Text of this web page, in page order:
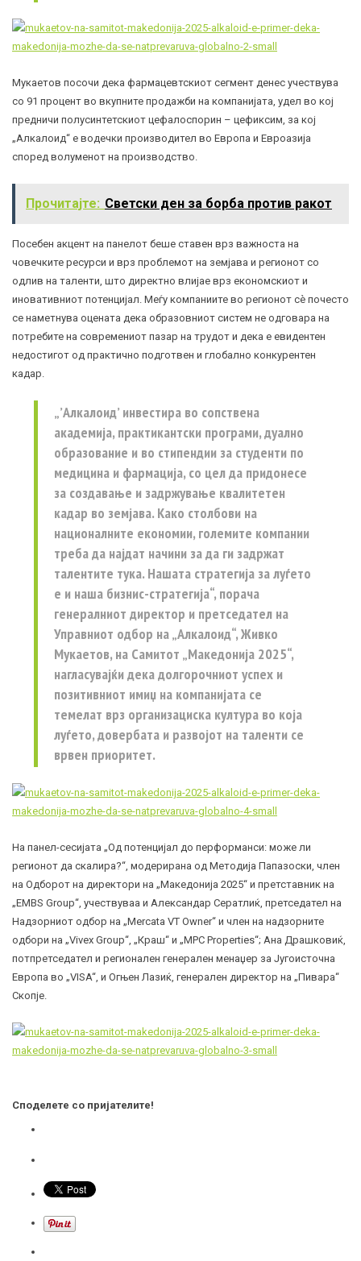
Мукаетов посочи дека фармацевтскиот сегмент денес учествува
со 91 процент во вкупните продажби на компанијата, удел во кој
предничи полусинтетскиот цефалоспорин – цефиксим, за кој
„Алкалоид“ е водечки производител во Европа и Евроазија
според волуменот на производство.
Прочитајте: Светски ден за борба против ракот
Посебен акцент на панелот беше ставен врз важноста на
човечките ресурси и врз проблемот на земјава и регионот со
одлив на таленти, што директно влијае врз економскиот и
иновативниот потенцијал. Меѓу компаниите во регионот сѐ почесто
се наметнува оцената дека образовниот систем не одговара на
потребите на современиот пазар на трудот и дека е евидентен
недостигот од практично подготвен и глобално конкурентен
кадар.
„’Алкалоид’ инвестира во сопствена
академија, практикантски програми, дуално
образование и во стипендии за студенти по
медицина и фармација, со цел да придонесе
за создавање и задржување квалитетен
кадар во земјава. Како столбови на
националните економии, големите компании
треба да најдат начини за да ги задржат
талентите тука. Нашата стратегија за луѓето
е и наша бизнис-стратегија“, порача
генералниот директор и претседател на
Управниот одбор на „Алкалоид“, Живко
Мукаетов, на Самитот „Македонија 2025“,
нагласувајќи дека долгорочниот успех и
позитивниот имиџ на компанијата се
темелат врз организациска култура во која
луѓето, довербата и развојот на таленти се
врвен приоритет.
На панел-сесијата „Од потенцијал до перформанси: може ли
регионот да скалира?“, модерирана од Методија Папазоски, член
на Одборот на директори на „Македонија 2025“ и претставник на
„EMBS Group“, учествуваа и Александар Сератлиќ, претседател на
Надзорниот одбор на „Mercata VT Owner“ и член на надзорните
одбори на „Vivex Group“, „Краш“ и „MPC Properties“; Ана Драшковиќ,
потпретседател и регионален генерален менаџер за Југоисточна
Европа во „VISA“, и Огњен Лазиќ, генерален директор на „Пивара“
Скопје.
Споделете со пријателите!